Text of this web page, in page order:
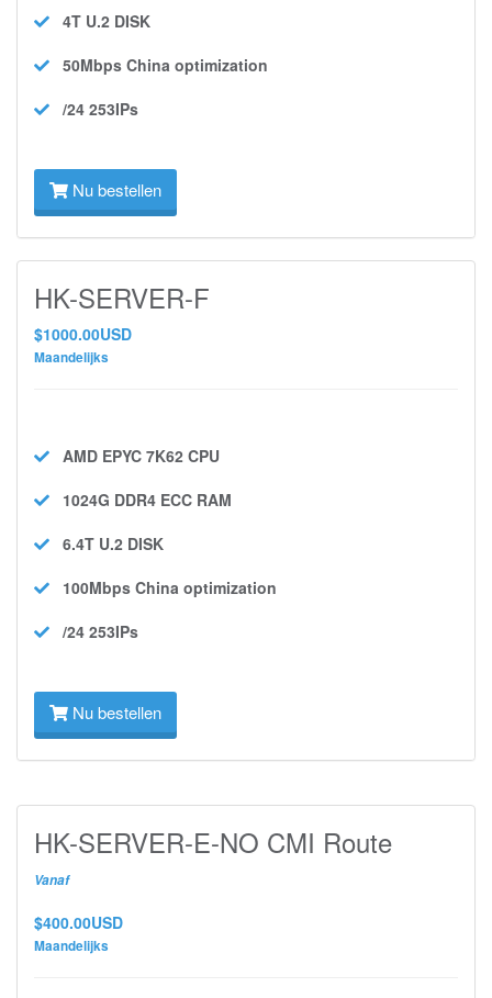
4T U.2 DISK
50Mbps China optimization
/24 253IPs
Nu bestellen
HK-SERVER-F
$1000.00USD
Maandelijks
AMD EPYC 7K62 CPU
1024G DDR4 ECC RAM
6.4T U.2 DISK
100Mbps China optimization
/24 253IPs
Nu bestellen
HK-SERVER-E-NO CMI Route
Vanaf
$400.00USD
Maandelijks